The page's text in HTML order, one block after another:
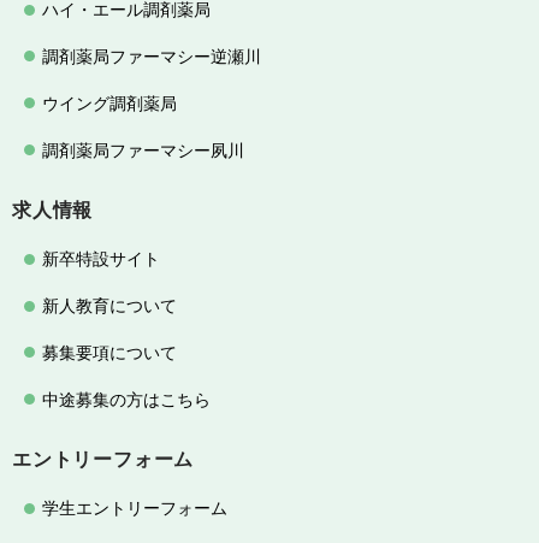
ハイ・エール調剤薬局
調剤薬局ファーマシー逆瀬川
ウイング調剤薬局
調剤薬局ファーマシー夙川
求人情報
新卒特設サイト
新人教育について
募集要項について
中途募集の方はこちら
エントリーフォーム
学生エントリーフォーム